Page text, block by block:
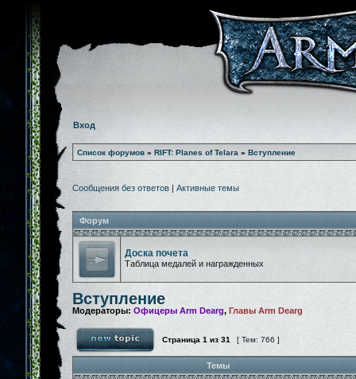
Вход
Список форумов » RIFT: Planes of Telara » Вступление
Сообщения без ответов | Активные темы
Форум
Доска почета
Таблица медалей и награжденных
Вступление
Модераторы: Офицеры Arm Dearg, Главы Arm Dearg
Страница 1 из 31 [ Тем: 766 ]
Темы